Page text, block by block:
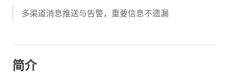
多渠道消息推送与告警，重要信息不遗漏
简介